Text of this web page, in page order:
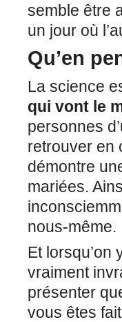
semble être
un jour où
Qu’en
La science
qui vont le
personnes
retrouver en
démontre
mariées.
nous-même.
Et lorsqu’on
vraiment
présenter
vous êtes